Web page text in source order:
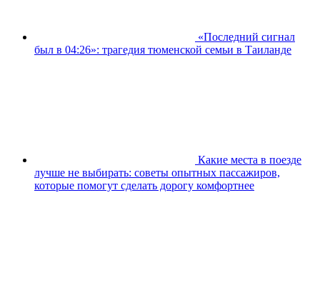
«Последний сигнал
был в 04:26»: трагедия тюменской семьи в Таиланде
Какие места в поезде
лучше не выбирать: советы опытных пассажиров,
которые помогут сделать дорогу комфортнее